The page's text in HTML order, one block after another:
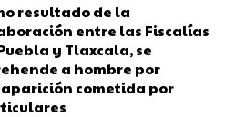
resultado de la
entre las Fiscalías
y Tlaxcala, se
a hombre por
cometida por